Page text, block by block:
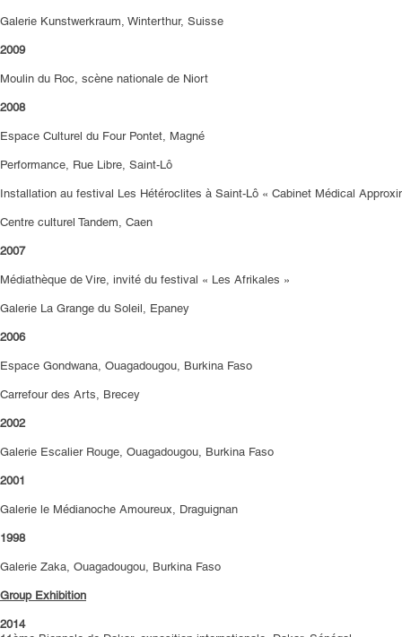
Galerie Kunstwerkraum, Winterthur, Suisse
2009
Moulin du Roc, scène nationale de Niort
2008
Espace Culturel du Four Pontet, Magné
Performance, Rue Libre, Saint-Lô
Installation au festival Les Hétéroclites à Saint-Lô « Cabinet Médical
Centre culturel Tandem, Caen
2007
Médiathèque de Vire, invité du festival « Les Afrikales »
Galerie La Grange du Soleil, Epaney
2006
Espace Gondwana, Ouagadougou, Burkina Faso
Carrefour des Arts, Brecey
2002
Galerie Escalier Rouge, Ouagadougou, Burkina Faso
2001
Galerie le Médianoche Amoureux, Draguignan
1998
Galerie Zaka, Ouagadougou, Burkina Faso
Group Exhibition
2014